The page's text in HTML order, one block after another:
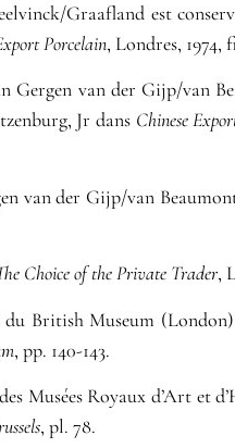
Graafland est
Porcelain, Londres, 1974,
Gergen van der Gijp/van
Jr dans Chinese
van der Gijp/van
Choice of the Private Trader,
du British Museum
, pp. 140-143.
Musées Royaux d’Art et
, pl. 78.